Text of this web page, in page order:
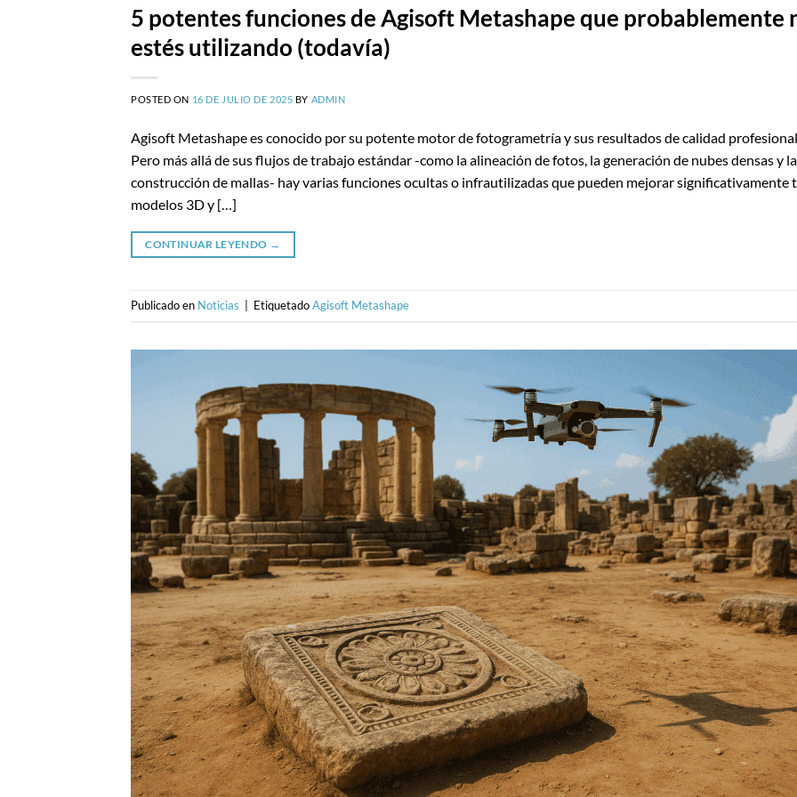
5 potentes funciones de Agisoft Metashape que probablemente
estés utilizando (todavía)
POSTED ON 16 DE JULIO DE 2025 BY ADMIN
Agisoft Metashape es conocido por su potente motor de fotogrametría y sus resultados de calidad
Pero más allá de sus flujos de trabajo estándar -como la alineación de fotos, la generación de nubes densas y la
construcción de mallas- hay varias funciones ocultas o infrautilizadas que pueden mejorar significativamente
modelos 3D y […]
CONTINUAR LEYENDO →
Publicado en Noticias EtiquetadoAgisoft Metashape